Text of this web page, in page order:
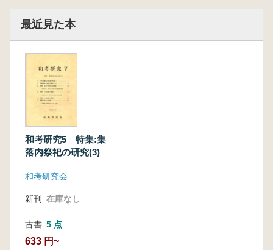
最近見た本
和考研究5 特集:集
落内祭祀の研究(3)
和考研究会
新刊 在庫なし
古書 5 点
633 円~